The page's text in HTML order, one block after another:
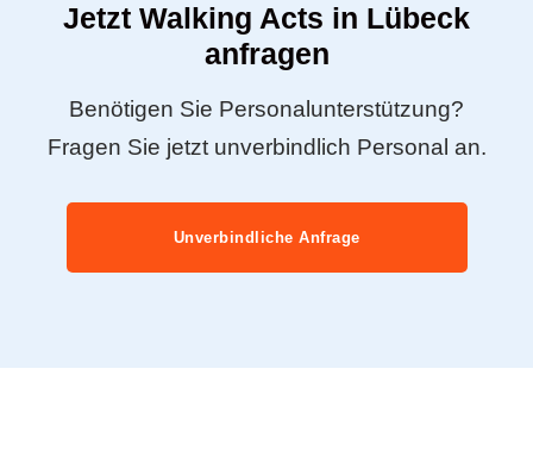
Jetzt Walking Acts in Lübeck
anfragen
Benötigen Sie Personalunterstützung?
Fragen Sie jetzt unverbindlich Personal an.
Unverbindliche Anfrage